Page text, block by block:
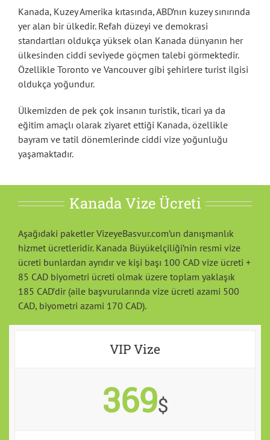
Kanada, Kuzey Amerika kıtasında, ABD’nın kuzey sınırında
yer alan bir ülkedir. Refah düzeyi ve demokrasi
standartları oldukça yüksek olan Kanada dünyanın her
ülkesinden ciddi seviyede göçmen talebi görmektedir.
Özellikle Toronto ve Vancouver gibi şehirlere turist ilgisi
oldukça yoğundur.
Ülkemizden de pek çok insanın turistik, ticari ya da
eğitim amaçlı olarak ziyaret ettiği Kanada, özellikle
bayram ve tatil dönemlerinde ciddi vize yoğunluğu
yaşamaktadır.
Kanada Vize Ücreti
Aşağıdaki paketler VizeyeBasvur.com’un danışmanlık
hizmet ücretleridir. Kanada Büyükelçiliği’nin resmi vize
ücreti bunlardan ayrıdır ve kişi başı 100 CAD vize ücreti +
85 CAD biyometri ücreti olmak üzere toplam yaklaşık
185 CAD’dir (aile başvurularında vize ücreti azami 500
CAD, biyometri azami 170 CAD).
VIP Vize
369$